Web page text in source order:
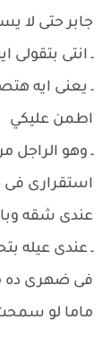
جابر حتى لا
ـ انتى بتقولى
ـ يعنى ايه
اطمن عليكي
ـ وهو الراجل
استقرارى
عندى شقه
ـ عندى عيله
فى ضهرى ده
ماما لو